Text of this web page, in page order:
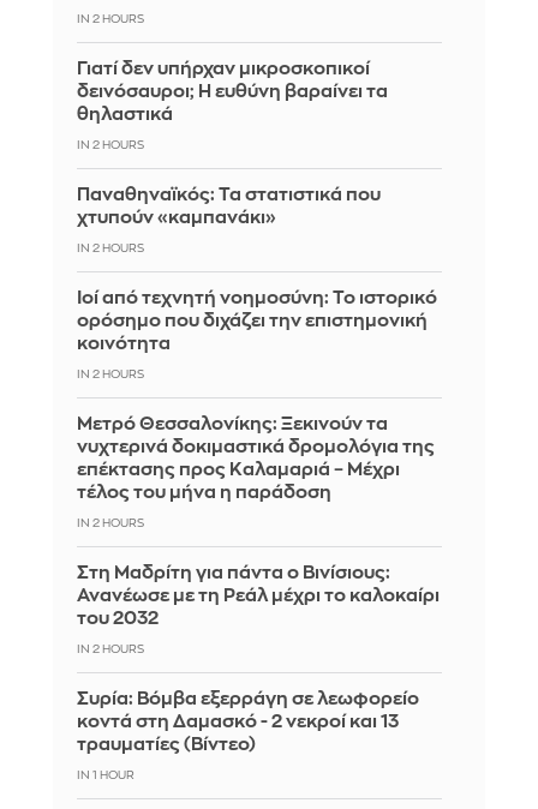
IN 2 HOURS
Γιατί δεν υπήρχαν μικροσκοπικοί
δεινόσαυροι; Η ευθύνη βαραίνει τα
θηλαστικά
IN 2 HOURS
Παναθηναϊκός: Τα στατιστικά που
χτυπούν «καμπανάκι»
IN 2 HOURS
Ιοί από τεχνητή νοημοσύνη: Το ιστορικό
ορόσημο που διχάζει την επιστημονική
κοινότητα
IN 2 HOURS
Μετρό Θεσσαλονίκης: Ξεκινούν τα
νυχτερινά δοκιμαστικά δρομολόγια της
επέκτασης προς Καλαμαριά – Μέχρι
τέλος του μήνα η παράδοση
IN 2 HOURS
Στη Μαδρίτη για πάντα ο Βινίσιους:
Ανανέωσε με τη Ρεάλ μέχρι το καλοκαίρι
του 2032
IN 2 HOURS
Συρία: Βόμβα εξερράγη σε λεωφορείο
κοντά στη Δαμασκό - 2 νεκροί και 13
τραυματίες (Βίντεο)
IN 1 HOUR